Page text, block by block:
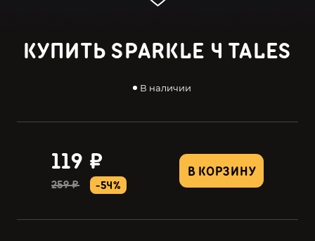
КУПИТЬ SPARKLE 4 TALES
В наличии
В КОРЗИНУ
119 ₽
259 ₽ -54%